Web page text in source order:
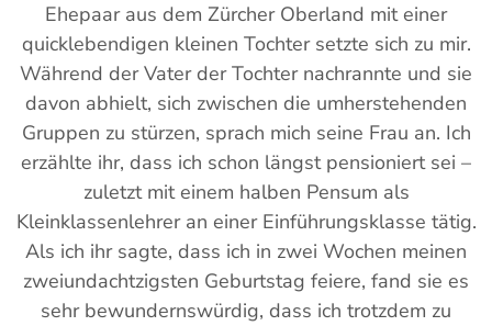
Ehepaar aus dem Zürcher Oberland mit einer
quicklebendigen kleinen Tochter setzte sich zu mir.
Während der Vater der Tochter nachrannte und sie
davon abhielt, sich zwischen die umherstehenden
Gruppen zu stürzen, sprach mich seine Frau an. Ich
erzählte ihr, dass ich schon längst pensioniert sei –
zuletzt mit einem halben Pensum als
Kleinklassenlehrer an einer Einführungsklasse tätig.
Als ich ihr sagte, dass ich in zwei Wochen meinen
zweiundachtzigsten Geburtstag feiere, fand sie es
sehr bewundernswürdig, dass ich trotzdem zu